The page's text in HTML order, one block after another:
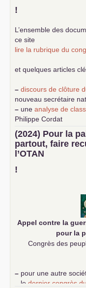
!
L’ensemble des
ce site
lire la rubrique du
et quelques articles
– discours de clôture
nouveau secrétaire
– une analyse de
Philippe Cordat
–
un texte de Jean-
science sociale de
–un appel proposé
d’Europe
–
(2024) Pour la
partout, faire
l’OTAN
!
Appel contre la
pour la
Congrès des
– pour une autre
le dernier congrès du